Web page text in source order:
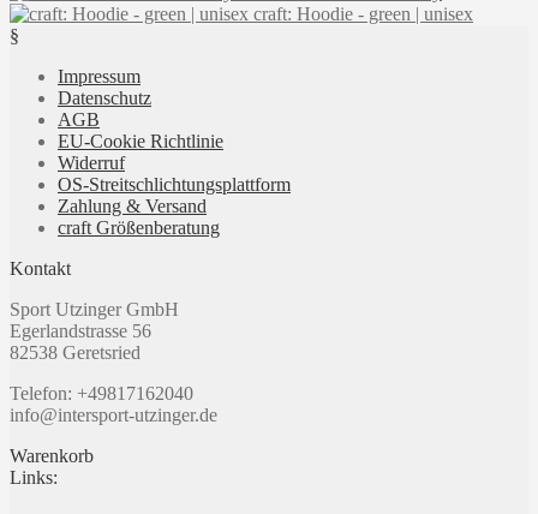
auf
€89,99€71,99.
mehrere
craft: Hoodie - green | unisex
§
Impressum
Datenschutz
AGB
EU-Cookie Richtlinie
Widerruf
OS-Streitschlichtungsplattform
Zahlung & Versand
craft Größenberatung
Kontakt
Sport Utzinger GmbH
Egerlandstrasse 56
82538 Geretsried
Telefon: +49817162040
info@intersport-utzinger.de
Warenkorb
Links: